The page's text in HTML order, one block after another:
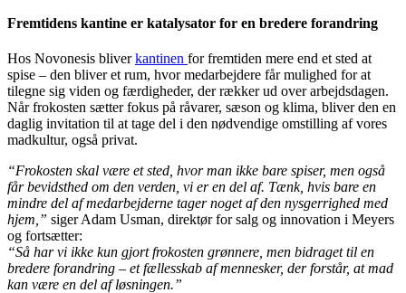
Fremtidens kantine er katalysator for en bredere forandring
Hos Novonesis bliverkantinen for fremtiden mere end et sted at
spise – den bliver et rum, hvor medarbejdere får mulighed for at
tilegne sig viden og færdigheder, der rækker ud over arbejdsdagen.
Når frokosten sætter fokus på råvarer, sæson og klima, bliver den en
daglig invitation til at tage del i den nødvendige omstilling af vores
madkultur, også privat.
“Frokosten skal være et sted, hvor man ikke bare spiser, men også
får bevidsthed om den verden, vi er en del af. Tænk, hvis bare en
mindre del af medarbejderne tager noget af den nysgerrighed med
hjem,” siger Adam Usman, direktør for salg og innovation i Meyers
og fortsætter:
“Så har vi ikke kun gjort frokosten grønnere, men bidraget til en
bredere forandring – et fællesskab af mennesker, der forstår, at mad
kan være en del af løsningen.”